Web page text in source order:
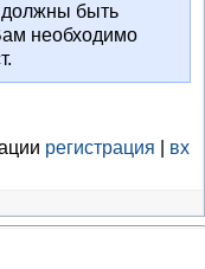
быть
необходимо
регистрация
вх